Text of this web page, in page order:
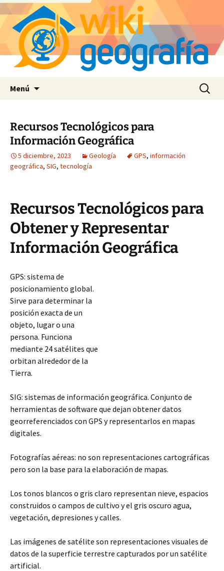
Menú Buscar:
Recursos Tecnológicos para
Información Geográfica
5 diciembre, 2023 Geología GPS, información
geográfica, SIG, tecnología
Recursos Tecnológicos para
Obtener y Representar
Información Geográfica
GPS: sistema de
posicionamiento global.
Sirve para determinar la
posición exacta de un
objeto, lugar o una
persona. Funciona
mediante 24 satélites que
orbitan alrededor de la
Tierra.
SIG: sistemas de información geográfica. Conjunto de
herramientas de software que dejan obtener datos
georreferenciados con GPS y representarlos en mapas
digitales.
Fotografías aéreas: no son representaciones cartográficas
pero son la base para la elaboración de mapas.
Los tonos blancos o gris claro representan nieve, espacios
construidos o campos de cultivo y el gris oscuro agua,
vegetación, depresiones y calles.
Las imágenes de satélite son representaciones visuales de
datos de la superficie terrestre capturados por un satélite
artificial.